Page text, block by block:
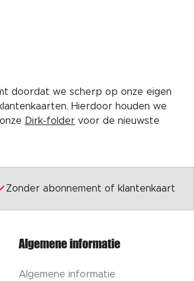
doordat we scherp op onze eigen
Hierdoor houden we
Dirk-folder voor de nieuwste
Zonder abonnement of klantenkaart
Algemene informatie
Algemene informatie